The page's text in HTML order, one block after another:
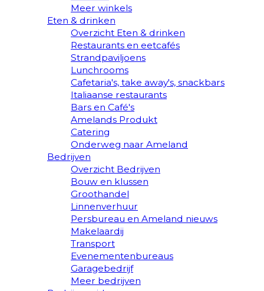
Meer winkels
Eten & drinken
Overzicht Eten & drinken
Restaurants en eetcafés
Strandpaviljoens
Lunchrooms
Cafetaria's, take away's, snackbars
Italiaanse restaurants
Bars en Café's
Amelands Produkt
Catering
Onderweg naar Ameland
Bedrijven
Overzicht Bedrijven
Bouw en klussen
Groothandel
Linnenverhuur
Persbureau en Ameland nieuws
Makelaardij
Transport
Evenementenbureaus
Garagebedrijf
Meer bedrijven